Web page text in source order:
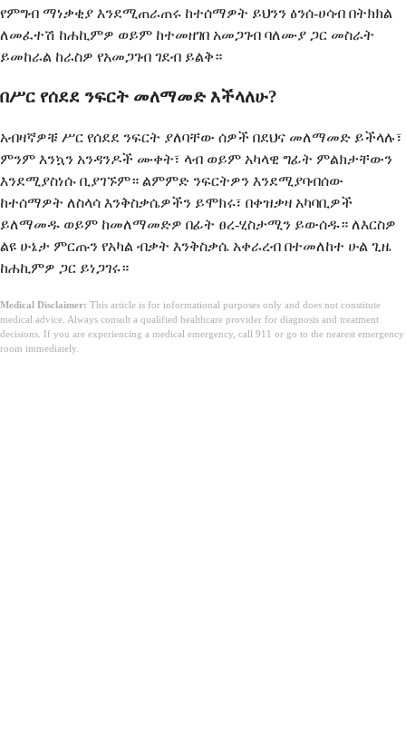
የምግብ ማነቃቂያ እንደሚጠራጠሩ ከተሰማዎት ይህንን ፅንሰ-ሀሳብ በትክክል
ለመፈተሽ ከሐኪምዎ ወይም ከተመዘገበ አመጋገብ ባለሙያ ጋር መስራት
ይመከራል ከራስዎ የአመጋገብ ገደብ ይልቅ።
በሥር የሰደደ ንፍርት መለማመድ እችላለሁ?
አብዛኛዎቹ ሥር የሰደደ ንፍርት ያለባቸው ሰዎች በደህና መለማመድ ይችላሉ፣
ምንም እንኳን አንዳንዶች ሙቀት፣ ላብ ወይም አካላዊ ግፊት ምልክታቸውን
እንደሚያስነሱ ቢያገኙም። ልምምድ ንፍርትዎን እንደሚያባብሰው
ከተሰማዎት ለስላሳ እንቅስቃሴዎችን ይሞክሩ፣ በቀዝቃዛ አካባቢዎች
ይለማመዱ ወይም ከመለማመድዎ በፊት ፀረ-ሂስታሚን ይውሰዱ። ለእርስዎ
ልዩ ሁኔታ ምርጡን የአካል ብቃት እንቅስቃሴ አቀራረብ በተመለከተ ሁል ጊዜ
ከሐኪምዎ ጋር ይነጋገሩ።
Medical Disclaimer: This article is for informational purposes only and does not constitute
medical advice. Always consult a qualified healthcare provider for diagnosis and treatment
decisions. If you are experiencing a medical emergency, call 911 or go to the nearest emergency
room immediately.